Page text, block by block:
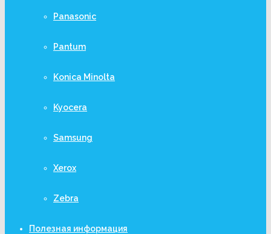
Panasonic
Pantum
Konica Minolta
Kyocera
Samsung
Xerox
Zebra
Полезная информация